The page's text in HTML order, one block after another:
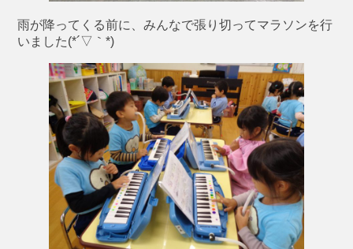
雨が降ってくる前に、みんなで張り切ってマラソンを行
いました(*´▽｀*)